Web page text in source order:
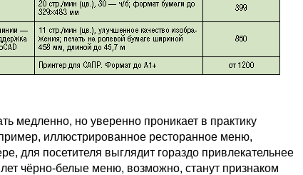
медленно, но уверенно проникает в практику
иллюстрированное ресторанное меню,
для посетителя выглядит гораздо привлекательнее
чёрно-белые меню, возможно, станут признаком